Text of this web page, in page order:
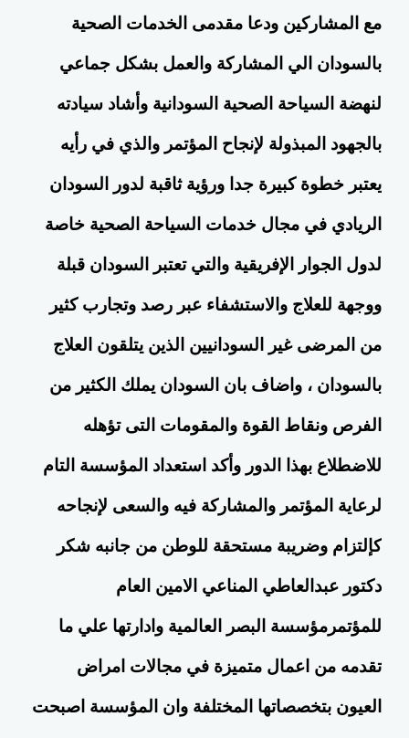
مع المشاركين ودعا مقدمى الخدمات الصحية
بالسودان الي المشاركة والعمل بشكل جماعي
لنهضة السياحة الصحية السودانية وأشاد سيادته
بالجهود المبذولة لإنجاح المؤتمر والذي في رأيه
يعتبر خطوة كبيرة جدا ورؤية ثاقبة لدور السودان
الريادي في مجال خدمات السياحة الصحية خاصة
لدول الجوار الإفريقية والتي تعتبر السودان قبلة
ووجهة للعلاج والاستشفاء عبر رصد وتجارب كثير
من المرضى غير السودانيين الذين يتلقون العلاج
بالسودان ، واضاف بان السودان يملك الكثير من
الفرص ونقاط القوة والمقومات التى تؤهله
للاضطلاع بهذا الدور وأكد استعداد المؤسسة التام
لرعاية المؤتمر والمشاركة فيه والسعى لإنجاحه
كإلتزام وضريبة مستحقة للوطن من جانبه شكر
دكتور عبدالعاطي المناعي الامين العام
للمؤتمرمؤسسة البصر العالمية وادارتها علي ما
تقدمه من اعمال متميزة في مجالات امراض
العيون بتخصصاتها المختلفة وان المؤسسة اصبحت